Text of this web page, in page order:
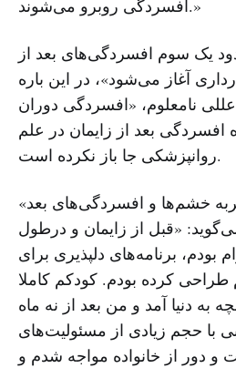
افسردگی روبرو می‌شوند.»
یک سوم افسردگی‌های بعد از
آغاز می‌شود»، در این باره
نامعلوم، «افسردگی دوران
افسردگی بعد از زایمان در علم
روانپزشکی جا باز نکرده است.
«نیلوفر. س» در باره تجربه خشم‌ها و افسردگی‌های بعد
«قبل از زایمان و درطول
بودم، برنامه‌های دلپذیری برای
کرده بودم. کودکم کاملا
به دنیا آمد و من بعد از نه ماه
با حجم زیادی از مسئولیت‌های
و دور از خانواده مواجه شدم و